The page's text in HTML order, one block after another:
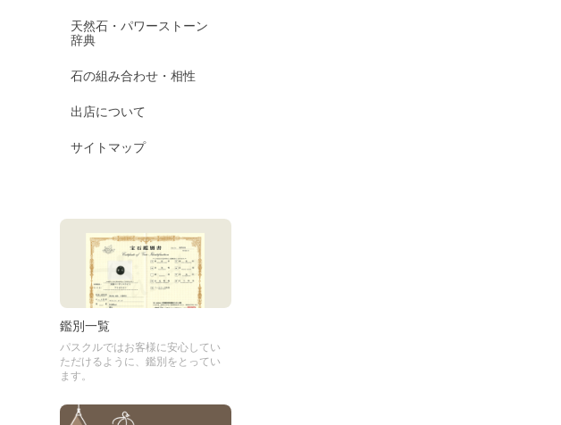
天然石・パワーストーン
辞典
石の組み合わせ・相性
出店について
サイトマップ
鑑別一覧
パスクルではお客様に安心してい
ただけるように、鑑別をとってい
ます。